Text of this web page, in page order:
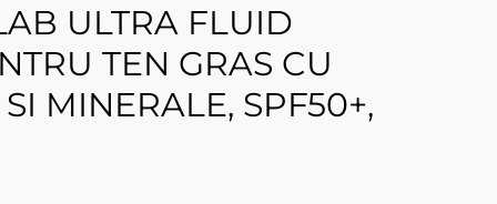
ULTRA FLUID
TEN GRAS CU
MINERALE, SPF50+,